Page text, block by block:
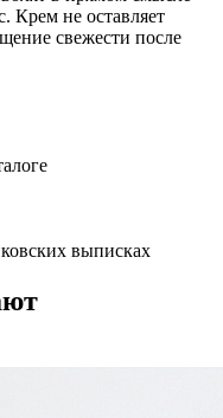
Крем не оставляет
свежести после
выписках